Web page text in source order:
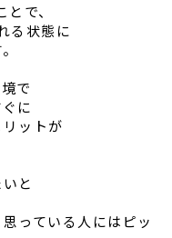
で、
る状態に
で
に
ットが
と
っている人にはピッ